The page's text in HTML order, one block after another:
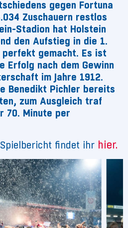
gegen Fortuna
Zuschauern restlos
Stadion hat Holstein
den Aufstieg in die 1.
gemacht. Es ist
Erfolg nach dem Gewinn
im Jahre 1912.
Benedikt Pichler bereits
zum Ausgleich traf
70. Minute per
findet ihr hier.